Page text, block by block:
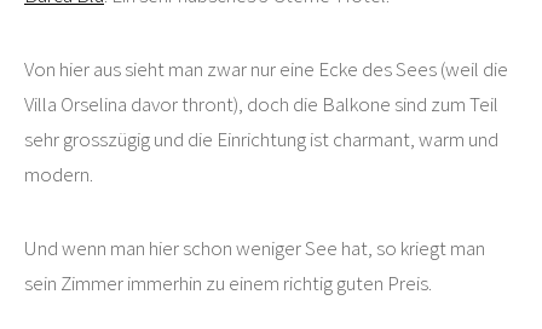
Von hier aus sieht man zwar nur eine Ecke des Sees (weil die
Villa Orselina davor thront), doch die Balkone sind zum Teil
sehr grosszügig und die Einrichtung ist charmant, warm und
modern.
Und wenn man hier schon weniger See hat, so kriegt man
sein Zimmer immerhin zu einem richtig guten Preis.